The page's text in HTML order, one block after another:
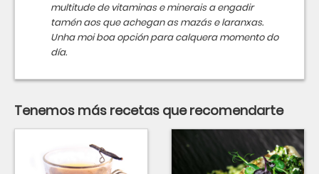
multitude de vitaminas e minerais a engadir
tamén aos que achegan as mazás e laranxas.
Unha moi boa opción para calquera momento do
día.
Tenemos más recetas que recomendarte